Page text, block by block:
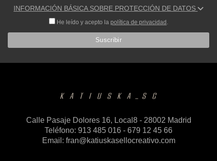
INFORMACIÓN BÁSICA SOBRE PROTECCIÓN DE DATOS
He leído y acepto la política de privacidad .
Calle Pasaje Dolores 16, Local8 - 28002 Madrid
Teléfono: 913 485 016 - 679 12 45 66
Email: fran@katiuskasellocreativo.com